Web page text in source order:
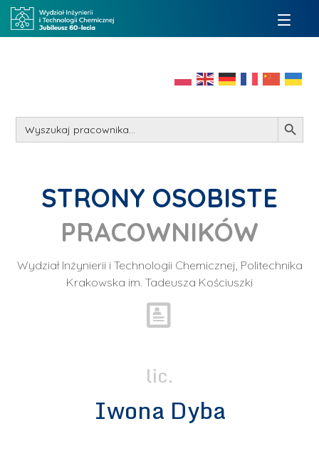
Search
for:
Search Button
STRONY OSOBISTE
PRACOWNIKÓW
Wydział Inżynierii i Technologii Chemicznej, Politechnika
Krakowska im. Tadeusza Kościuszki
lic.
Iwona Dyba